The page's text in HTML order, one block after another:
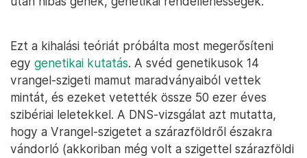
Ezt a kihalási teóriát próbálta most megerősíteni
egy genetikai kutatás. A svéd genetikusok 14
vrangel-szigeti mamut maradványaiból vettek
mintát, és ezeket vetették össze 50 ezer éves
szibériai leletekkel. A DNS-vizsgálat azt mutatta,
hogy a Vrangel-szigetet a szárazföldről északra
vándorló (akkoriban még volt a szigettel szárazföldi